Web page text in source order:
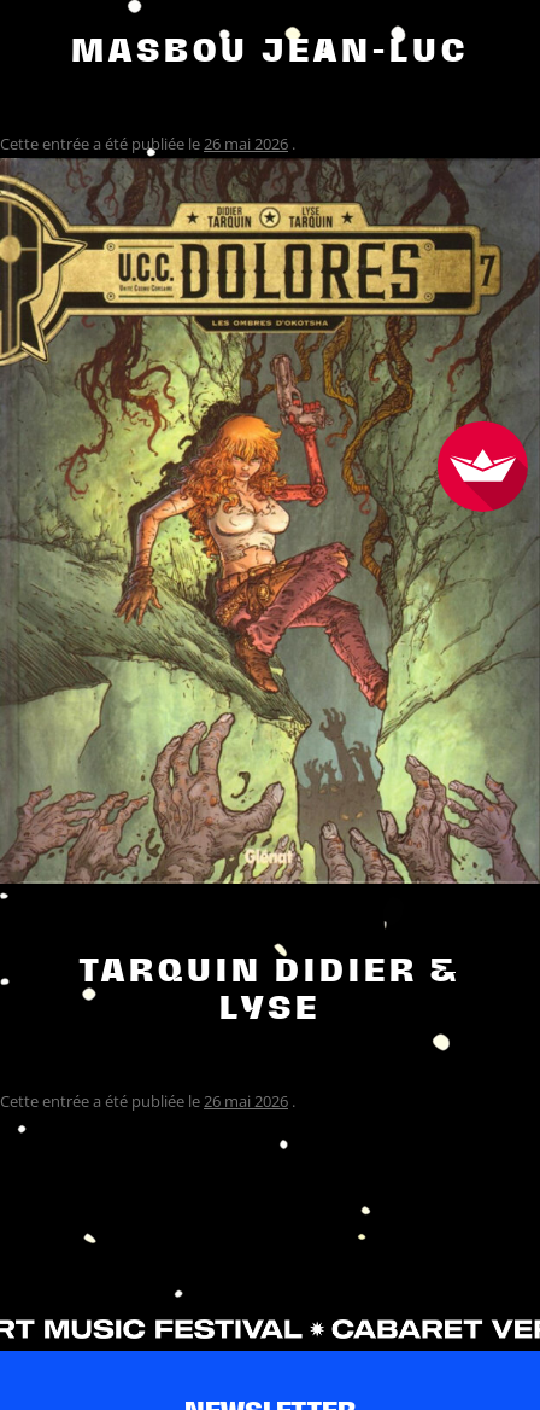
MASBOU JEAN-LUC
Cette entrée a été publiée le 26 mai 2026 .
TARQUIN DIDIER &
LYSE
Cette entrée a été publiée le26 mai 2026 .